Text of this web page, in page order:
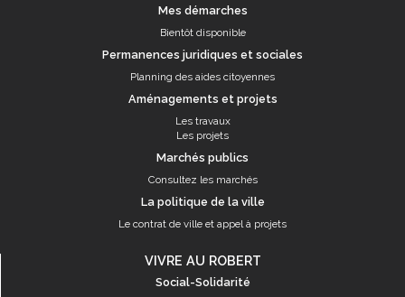
Mes démarches
Bientôt disponible
Permanences juridiques et sociales
Planning des aides citoyennes
Aménagements et projets
Les travaux
Les projets
Marchés publics
Consultez les marchés
La politique de la ville
Le contrat de ville et appel à projets
VIVRE AU ROBERT
Social-Solidarité